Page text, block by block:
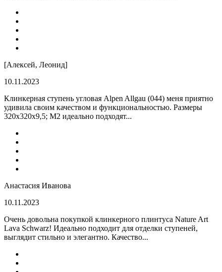
[Алексей, Леонид]
10.11.2023
Клинкерная ступень угловая Alpen Allgau (044) меня приятно
удивила своим качеством и функциональностью. Размеры
320x320x9,5; M2 идеально подходят...
Анастасия Иванова
10.11.2023
Очень довольна покупкой клинкерного плинтуса Nature Art
Lava Schwarz! Идеально подходит для отделки ступеней,
выглядит стильно и элегантно. Качество...